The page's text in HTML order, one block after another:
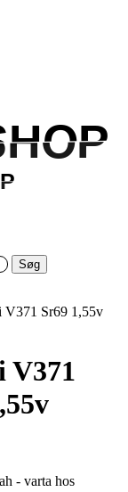
Søg
V371 Sr69 1,55v
V371
- varta hos